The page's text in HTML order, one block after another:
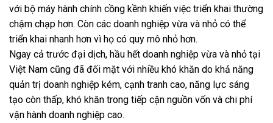
với bộ máy hành chính cồng kềnh khiến việc triển khai thường
chậm chạp hơn. Còn các doanh nghiệp vừa và nhỏ có thể
triển khai nhanh hơn vì họ có quy mô nhỏ hơn.
Ngay cả trước đại dịch, hầu hết doanh nghiệp vừa và nhỏ tại
Việt Nam cũng đã đối mặt với nhiều khó khăn do khả năng
quản trị doanh nghiệp kém, cạnh tranh cao, năng lực sáng
tạo còn thấp, khó khăn trong tiếp cận nguồn vốn và chi phí
vận hành doanh nghiệp cao.